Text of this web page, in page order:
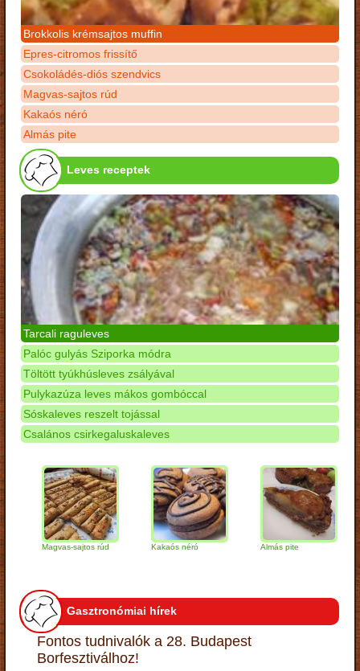
Brokkolis krémsajtos muffin
Epres-citromos frissítő
Csokoládés-diós szendvics
Magvas-sajtos rúd
Kakaós néró
Almás pite
Leves receptek
Tarcali raguleves
Palóc gulyás Sziporka módra
Töltött tyúkhúsleves zsályával
Pulykazúza leves mákos gombóccal
Sóskaleves reszelt tojással
Csalános csirkegaluskaleves
Magvas-sajtos rúd Kakaós néró Almás pite
Gasztronómiai hírek
Fontos tudnivalók a 28. Budapest
Borfesztiválhoz!